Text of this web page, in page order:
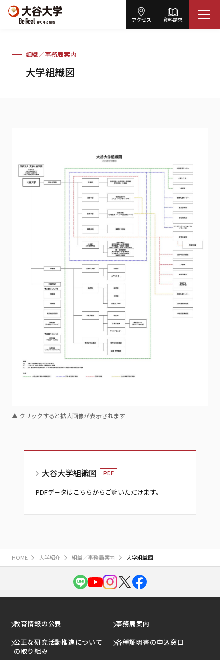
アクセス 資料請求
組織／事務局案内
大学組織図
▲ クリックすると拡大画像が表示されます
大谷大学組織図
PDFデータはこちらからご覧いただけます。
HOME 大学紹介 組織／事務局案内 大学組織図
教育情報の公表
事務局案内
公正な研究活動推進について
の取り組み
各種証明書の申込窓口